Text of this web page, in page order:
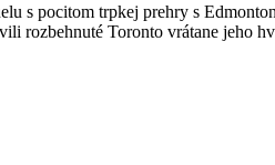
s pocitom trpkej prehry s
rozbehnuté Toronto vrátane jeho